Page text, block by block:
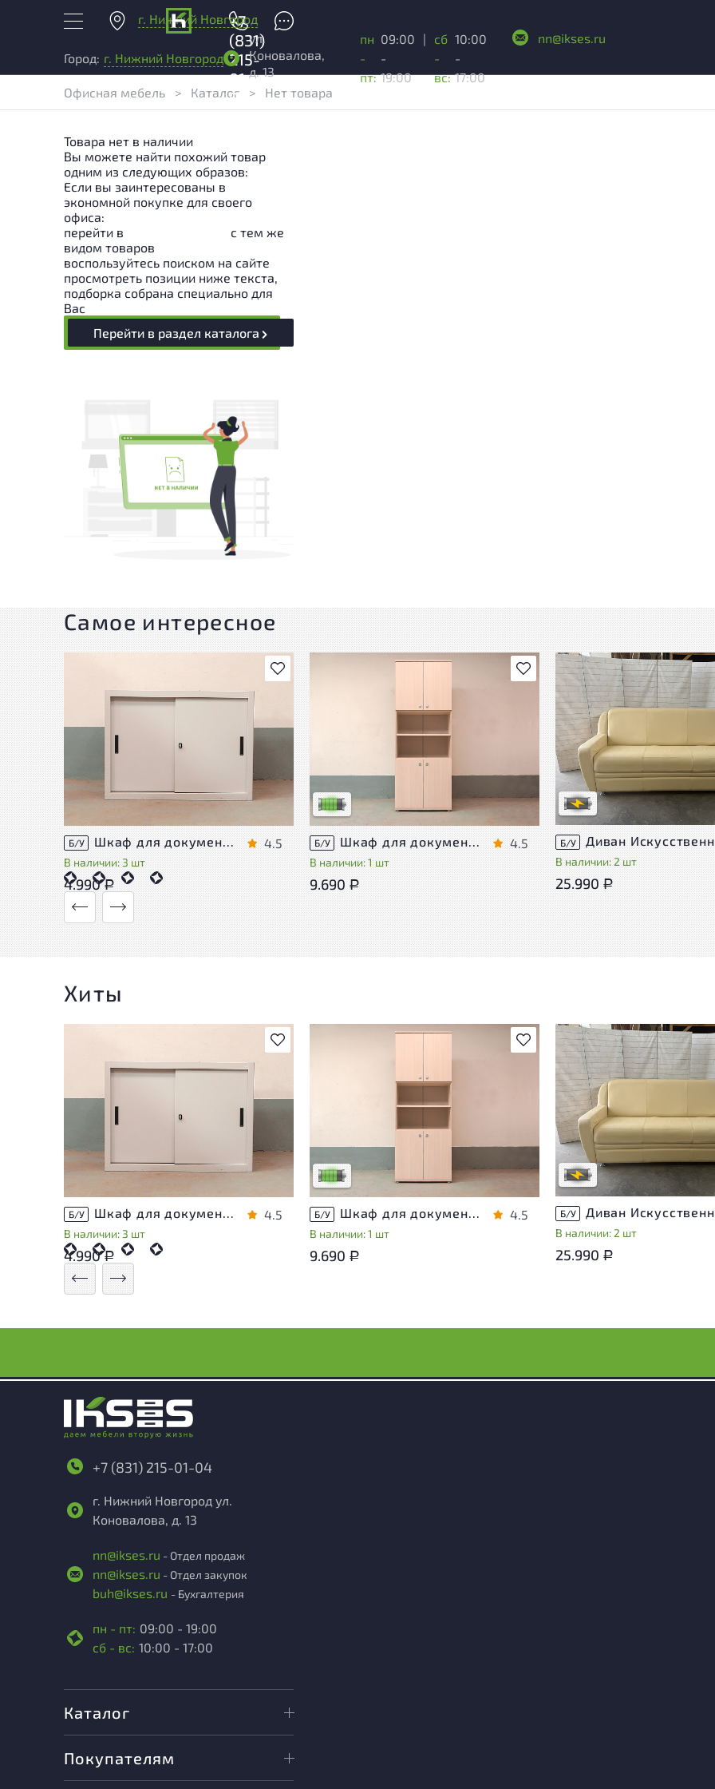
г. Нижний Новгород
+7
(831)
215-
01-
04
Город: г. Нижний Новгород
ул.
Коновалова,
д. 13
пн
-
пт:
09:00
-
19:00
|
сб
-
вс:
10:00
-
17:00
nn@ikses.ru
Офисная мебель > Каталог > Нет товара
Товара нет в наличии
Вы можете найти похожий товар
одним из следующих образов:
Если вы заинтересованы в
экономной покупке для своего
офиса:
перейти в
с тем же
видом товаров
воспользуйтесь поиском на сайте
просмотреть позиции ниже текста,
подборка собрана специально для
Вас
Перейти в раздел каталога
Самое интересное
В избранное
Б/У
В наличии: 3 шт
4.5
4.990Р
В избранное
У товара присутствуют незначительные
следы эксплуатации, не влияющие на
удобство его использования
Низкая степень износа
Б/У
В наличии: 1 шт
4.5
9.690 Р
Степень износа находится на
проверки. Вы можете уточнить
дополнительную информацию
сотрудников магазина
В обработке
Б/У
В наличии: 2 шт
25.990 Р
Хиты
В избранное
Б/У
В наличии: 3 шт
4.5
4.990Р
В избранное
У товара присутствуют незначительные
следы эксплуатации, не влияющие на
удобство его использования
Низкая степень износа
Б/У
В наличии: 1 шт
4.5
9.690 Р
Степень износа находится на
проверки. Вы можете уточнить
дополнительную информацию
сотрудников магазина
В обработке
Б/У
В наличии: 2 шт
25.990 Р
+7 (831) 215-01-04
г. Нижний Новгород ул.
Коновалова, д. 13
nn@ikses.ru - Отдел продаж
nn@ikses.ru - Отдел закупок
buh@ikses.ru - Бухгалтерия
пн - пт: 09:00 - 19:00
сб - вс: 10:00 - 17:00
Каталог
Покупателям